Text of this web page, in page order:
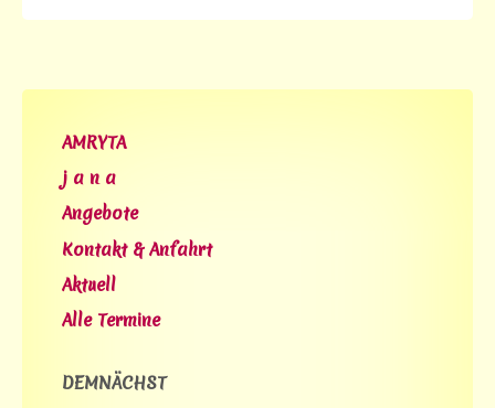
AMRYTA
j a n a
Angebote
Kontakt & Anfahrt
Aktuell
Alle Termine
DEMNÄCHST